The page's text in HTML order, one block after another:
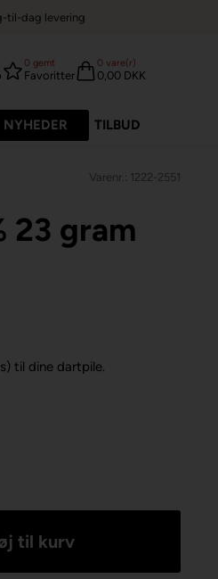
til-dag levering
0 gemt
Favoritter
0 vare(r)
0,00 DKK
NYHEDER TILBUD
Varenr.: 1222-2551
23 gram
til dine dartpile.